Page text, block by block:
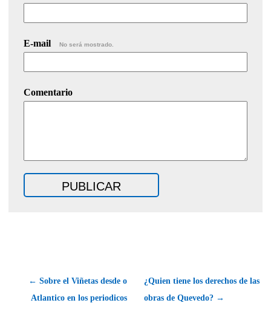
E-mail No será mostrado.
Comentario
← Sobre el Viñetas desde o
Atlantico en los periodicos
¿Quien tiene los derechos de las
obras de Quevedo? →